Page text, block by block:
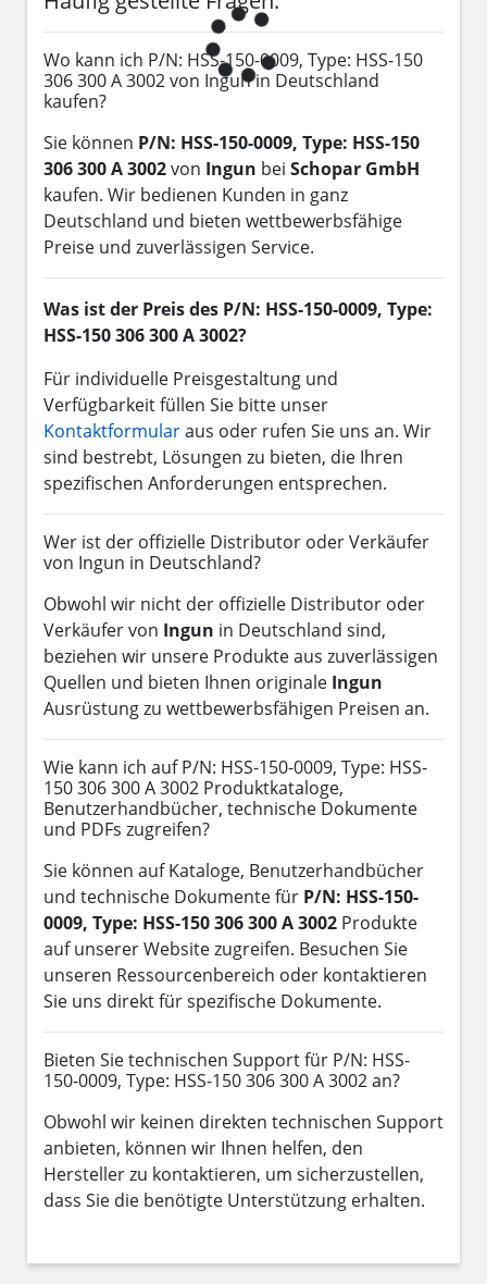
Wo kann ich P/N: HSS-150-0009, Type: HSS-150
306 300 A 3002 von Ingun in Deutschland
kaufen?
Sie können P/N: HSS-150-0009, Type: HSS-150
306 300 A 3002von Ingun bei Schopar GmbH
kaufen. Wir bedienen Kunden in ganz
Deutschland und bieten wettbewerbsfähige
Preise und zuverlässigen Service.
Was ist der Preis des P/N: HSS-150-0009, Type:
HSS-150 306 300 A 3002?
Für individuelle Preisgestaltung und
Verfügbarkeit füllen Sie bitte unser
Kontaktformularaus oder rufen Sie uns an. Wir
sind bestrebt, Lösungen zu bieten, die Ihren
spezifischen Anforderungen entsprechen.
Wer ist der offizielle Distributor oder Verkäufer
von Ingun in Deutschland?
Obwohl wir nicht der offizielle Distributor oder
Verkäufer von Ingun in Deutschland sind,
beziehen wir unsere Produkte aus zuverlässigen
Quellen und bieten Ihnen originale Ingun
Ausrüstung zu wettbewerbsfähigen Preisen an.
Wie kann ich auf P/N: HSS-150-0009, Type: HSS-
150 306 300 A 3002 Produktkataloge,
Benutzerhandbücher, technische Dokumente
und PDFs zugreifen?
Sie können auf Kataloge, Benutzerhandbücher
und technische Dokumente für P/N: HSS-150-
0009, Type: HSS-150 306 300 A 3002 Produkte
auf unserer Website zugreifen. Besuchen Sie
unseren Ressourcenbereich oder kontaktieren
Sie uns direkt für spezifische Dokumente.
Bieten Sie technischen Support für P/N: HSS-
150-0009, Type: HSS-150 306 300 A 3002 an?
Obwohl wir keinen direkten technischen Support
anbieten, können wir Ihnen helfen, den
Hersteller zu kontaktieren, um sicherzustellen,
dass Sie die benötigte Unterstützung erhalten.